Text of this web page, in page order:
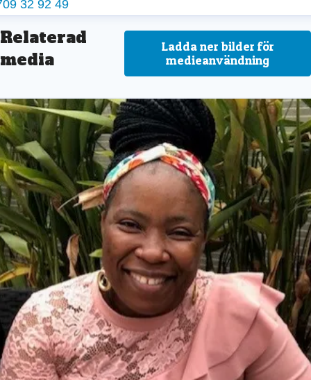
32 92 49
Relaterad
media
Ladda ner bilder för
medieanvändning